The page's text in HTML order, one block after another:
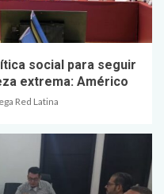
social para seguir
extrema: Américo
Red Latina